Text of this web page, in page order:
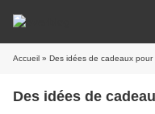
Accueil » Des idées de cadeaux pour
Des idées de